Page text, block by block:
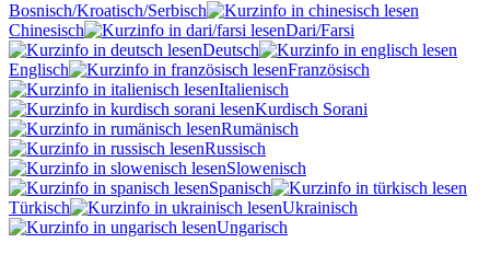
Bosnisch/Kroatisch/Serbisch
Chinesisch
Dari/Farsi
Deutsch
Englisch
Französisch
Italienisch
Kurdisch Sorani‎
Rumänisch
Russisch
Slowenisch
Spanisch
Türkisch
Ukrainisch
Ungarisch